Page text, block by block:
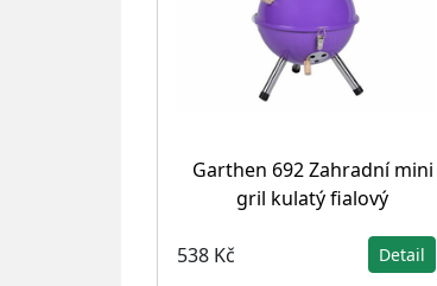
Garthen 692 Zahradní mini
gril kulatý fialový
538 Kč Detail